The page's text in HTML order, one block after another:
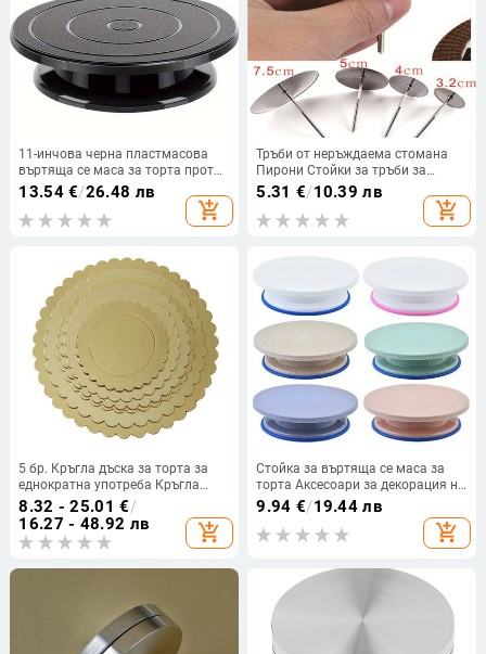
11-инчова черна пластмасова
въртяща се маса за торта против
хлъзгане, въртяща се торта,
тесто, поставка за крем за
декорация на сладкиши, въртяща
13.54€/26.48 лв
add_shopping_cart
Тръби от неръждаема стомана
Пирони Стойки за тръби за
печене на торта Инструменти
Пирони за торта Цветя Долна
тава Декорация Направи си сам
5.31 €/10.39 лв
add_shopping_cart
5 бр. Кръгла дъска за торта за
еднократна употреба Кръгла
основа за торта с кръгло
покритие Кръгла основа за торта
8.32 - 25.01 €/
16.27 - 48.92 лв
add_shopping_cart
Стойка за въртяща се маса за
торта Аксесоари за декорация на
торта Инструмент за печене
Направи си сам плесен Въртяща
се стабилна кръгла маса за
торта Кухненска джаджа за
9.94 €/19.44 лв
add_shopping_cart